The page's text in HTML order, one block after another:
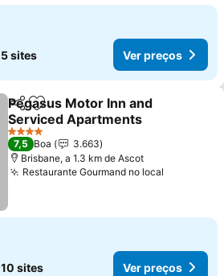
5 sites Ver preços
PartilharAdicionar aos favoritos
Pegasus Motor Inn and
Serviced Apartments
4 Estrelas
7,5 Boa
3.663
Brisbane, a 1.3 km de Ascot
Restaurante Gourmand no local
10 sites Ver preços